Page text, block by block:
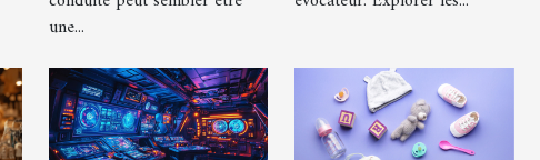
une...